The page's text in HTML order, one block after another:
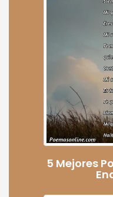
5 Mejores